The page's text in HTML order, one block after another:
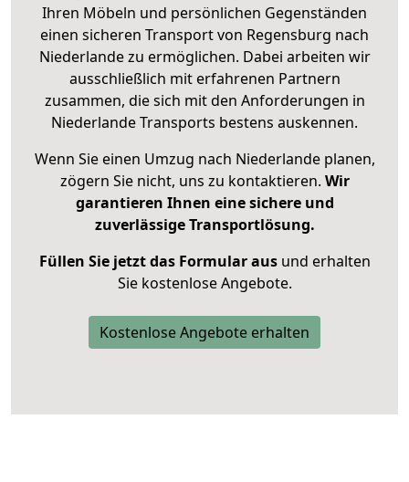
Ihren Möbeln und persönlichen Gegenständen
einen sicheren Transport von Regensburg nach
Niederlande zu ermöglichen. Dabei arbeiten wir
ausschließlich mit erfahrenen Partnern
zusammen, die sich mit den Anforderungen in
Niederlande Transports bestens auskennen.
Wenn Sie einen Umzug nach Niederlande planen,
zögern Sie nicht, uns zu kontaktieren. Wir
garantieren Ihnen eine sichere und
zuverlässige Transportlösung.
Füllen Sie jetzt das Formular ausund erhalten
Sie kostenlose Angebote.
Kostenlose Angebote erhalten